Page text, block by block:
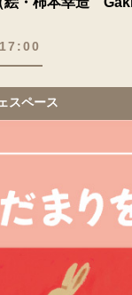
スペース